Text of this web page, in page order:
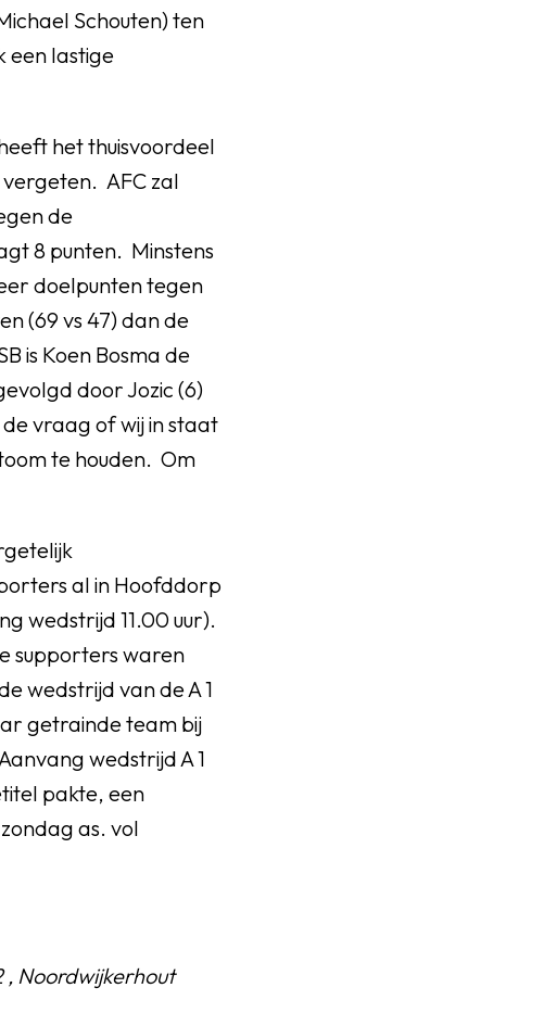
Schouten) ten
een lastige
het thuisvoordeel
AFC zal
de
8 punten. Minstens
doelpunten tegen
(69 vs 47) dan de
is Koen Bosma de
door Jozic (6)
vraag of wij in staat
te houden. Om
al in Hoofddorp
wedstrijd 11.00 uur).
supporters waren
wedstrijd van de A 1
getrainde team bij
wedstrijd A 1
pakte, een
as. vol
, Noordwijkerhout